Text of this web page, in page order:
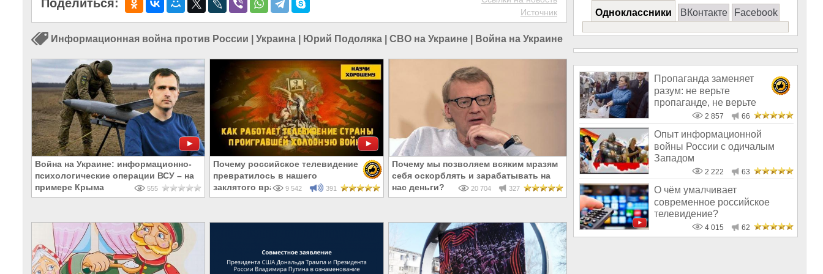
Поделиться:
Источник
Информационная война против России Украина Юрий Подоляка СВО на Украине Война на Украине
Война на Украине: информационно-
психологические операции ВСУ – на
примере Крыма
555
Почему российское телевидение
превратилось в нашего
заклятого врага 9 542 391
Почему мы позволяем всяким мразям
себя оскорблять и зарабатывать на
нас деньги?
20 704 327
Одноклассники ВКонтакте Facebook
Пропаганда заменяет
разум: не верьте
пропаганде, не верьте
альтернативному телевизо
2 857 66
Опыт информационной
войны России с одичалым
Западом
2 222 63
О чём умалчивает
современное российское
телевидение?
4 015 62